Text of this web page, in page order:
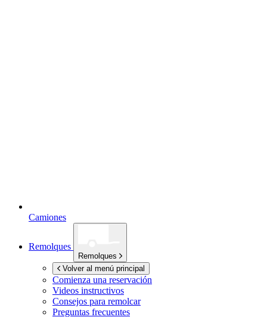
Camiones
Remolques
Remolques
Volver al menú principal
Comienza una reservación
Videos instructivos
Consejos para remolcar
Preguntas frecuentes